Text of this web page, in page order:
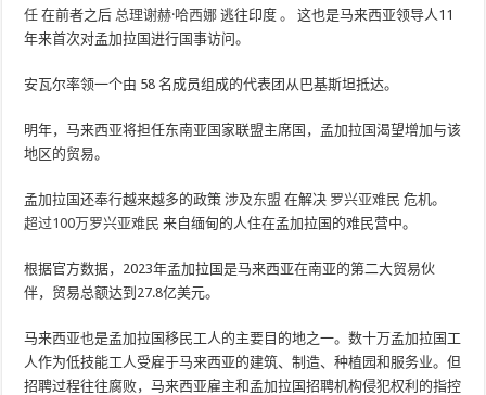
任 在前者之后 总理谢赫·哈西娜 逃往印度。
这也是马来西亚领导人11
年来首次对孟加拉国进行国事访问。
安瓦尔率领一个由 58 名成员组成的代表团从巴基斯坦抵达。
明年，马来西亚将担任东南亚国家联盟主席国，孟加拉国渴望增加与该
地区的贸易。
孟加拉国还奉行越来越多的政策涉及东盟 在解决 罗兴亚难民 危机。
超过100万罗兴亚难民 来自缅甸的人住在孟加拉国的难民营中。
根据官方数据，2023年孟加拉国是马来西亚在南亚的第二大贸易伙
伴，贸易总额达到27.8亿美元。
马来西亚也是孟加拉国移民工人的主要目的地之一。数十万孟加拉国工
人作为低技能工人受雇于马来西亚的建筑、制造、种植园和服务业。但
招聘过程往往腐败，马来西亚雇主和孟加拉国招聘机构侵犯权利的指控